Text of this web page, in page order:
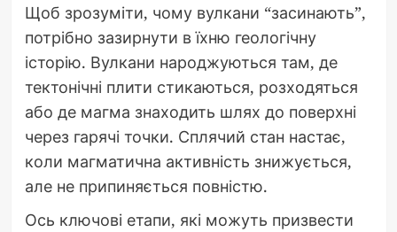
Щоб зрозуміти, чому вулкани “засинають”,
потрібно зазирнути в їхню геологічну
історію. Вулкани народжуються там, де
тектонічні плити стикаються, розходяться
або де магма знаходить шлях до поверхні
через гарячі точки. Сплячий стан настає,
коли магматична активність знижується,
але не припиняється повністю.
Ось ключові етапи, які можуть призвести